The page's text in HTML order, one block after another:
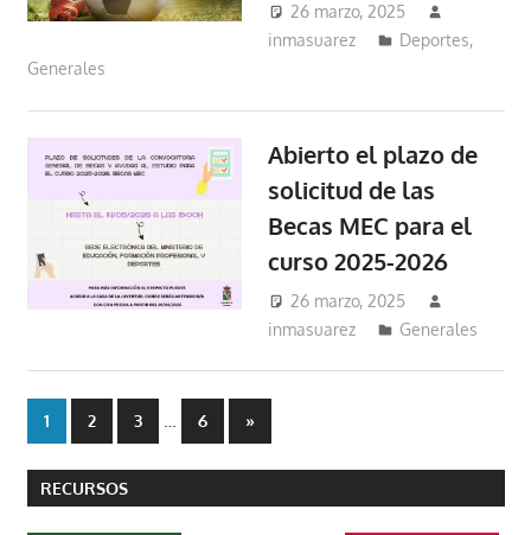
26 marzo, 2025
inmasuarez
Deportes,
Generales
Abierto el plazo de
solicitud de las
Becas MEC para el
curso 2025-2026
26 marzo, 2025
inmasuarez
Generales
Paginación
de
entradas
1 2 3 … 6
Entradas
siguientes
»
RECURSOS